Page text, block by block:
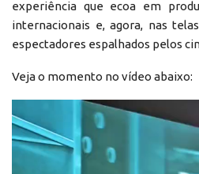
experiência que ecoa em
internacionais e, agora, nas
espectadores espalhados pelos
Veja o momento no vídeo abaixo:
de
vídeo